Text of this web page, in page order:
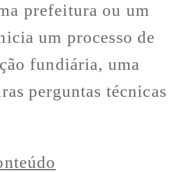
prefeitura ou um
um processo de
fundiária, uma
perguntas técnicas